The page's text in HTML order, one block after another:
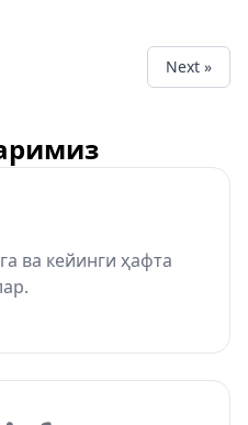
Next »
ва кейинги ҳафта